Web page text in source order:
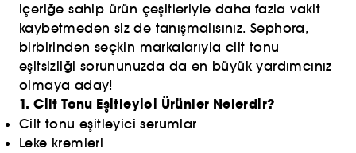
içeriğe sahip ürün çeşitleriyle daha fazla vakit
kaybetmeden siz de tanışmalısınız. Sephora,
birbirinden seçkin markalarıyla cilt tonu
eşitsizliği sorununuzda da en büyük yardımcınız
olmaya aday!
1. Cilt Tonu Eşitleyici Ürünler Nelerdir?
Cilt tonu eşitleyici serumlar
Leke kremleri